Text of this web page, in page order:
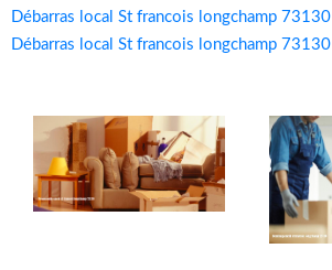
Débarras local St francois longchamp 73130
Débarras local St francois longchamp 73130